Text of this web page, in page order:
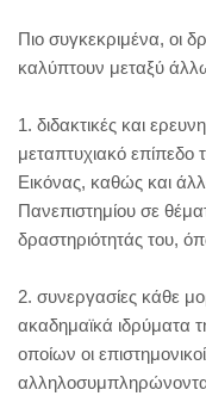
Πιο συγκεκριμένα, οι
καλύπτουν μεταξύ
1. διδακτικές και
μεταπτυχιακό
Εικόνας, καθώς και
Πανεπιστημίου σε
δραστηριότητάς του,
2. συνεργασίες κάθε
ακαδημαϊκά ιδρύματα
οποίων οι